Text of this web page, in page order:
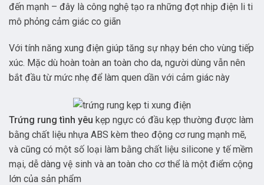
đến mạnh – đây là công nghệ tạo ra những đợt nhịp điện li ti
mô phỏng cảm giác co giãn
Với tính năng xung điện giúp tăng sự nhạy bén cho vùng tiếp
xúc. Mặc dù hoàn toàn an toàn cho da, người dùng vẫn nên
bắt đầu từ mức nhẹ để làm quen dần với cảm giác này
Trứng rung tình yêu kẹp ngực có đầu kẹp thường được làm
bằng chất liệu nhựa ABS kèm theo động cơ rung mạnh mẽ,
và cũng có một số loại làm bằng chất liệu silicone y tế mềm
mại, dễ dàng vệ sinh và an toàn cho cơ thể là một điểm cộng
lớn của sản phẩm